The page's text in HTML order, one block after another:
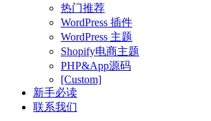
热门推荐
WordPress 插件
WordPress 主题
Shopify电商主题
PHP&App源码
[Custom]
新手必读
联系我们